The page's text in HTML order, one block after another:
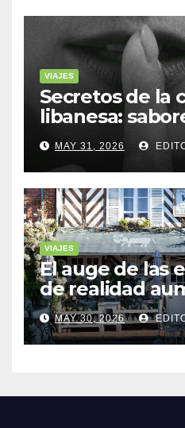
VIAJES
Secretos de la
libanesa:
cuentan
MAY 31, 2026
VIAJES
El auge de las
de realidad
turismo
MAY 30, 2026